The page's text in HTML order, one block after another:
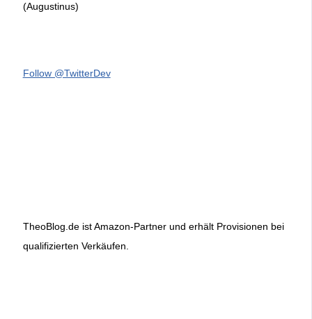
(Augustinus)
Follow @TwitterDev
TheoBlog.de ist Amazon-Partner und erhält Provisionen bei
qualifizierten Verkäufen.